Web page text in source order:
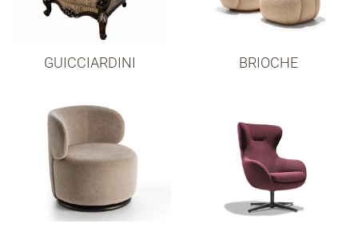
GUICCIARDINI BRIOCHE